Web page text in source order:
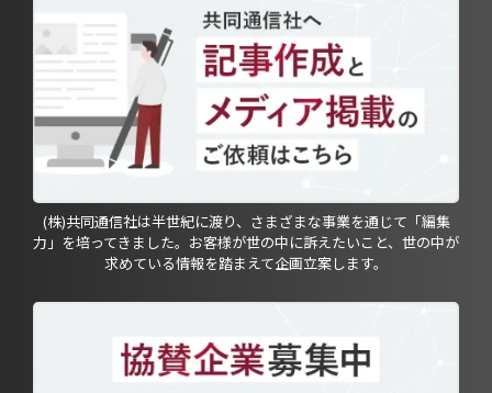
(株)共同通信社は半世紀に渡り、さまざまな事業を通じて「編集
力」を培ってきました。お客様が世の中に訴えたいこと、世の中が
求めている情報を踏まえて企画立案します。